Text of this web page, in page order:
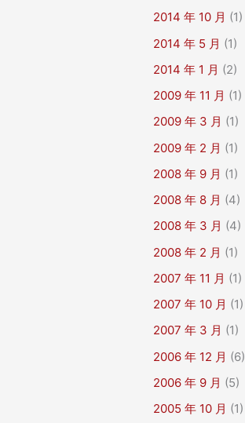
2014 年 10 月 (1)
2014 年 5 月 (1)
2014 年 1 月 (2)
2009 年 11 月 (1)
2009 年 3 月 (1)
2009 年 2 月 (1)
2008 年 9 月 (1)
2008 年 8 月 (4)
2008 年 3 月 (4)
2008 年 2 月 (1)
2007 年 11 月 (1)
2007 年 10 月 (1)
2007 年 3 月 (1)
2006 年 12 月 (6)
2006 年 9 月 (5)
2005 年 10 月 (1)